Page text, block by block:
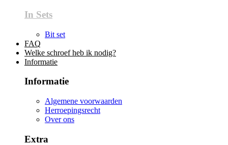
In Sets
Bit set
FAQ
Welke schroef heb ik nodig?
Informatie
Informatie
Algemene voorwaarden
Herroepingsrecht
Over ons
Extra